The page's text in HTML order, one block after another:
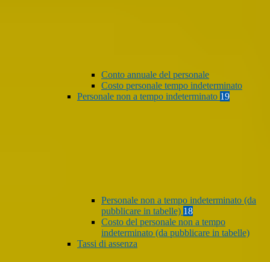
Conto annuale del personale
Costo personale tempo indeterminato
Personale non a tempo indeterminato 19
Personale non a tempo indeterminato (da
pubblicare in tabelle) 18
Costo del personale non a tempo
indeterminato (da pubblicare in tabelle)
Tassi di assenza